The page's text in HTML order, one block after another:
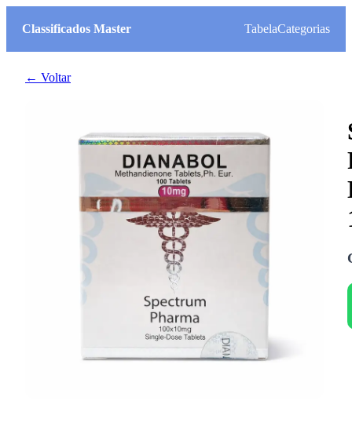
Classificados Master TabelaCategorias
← Voltar